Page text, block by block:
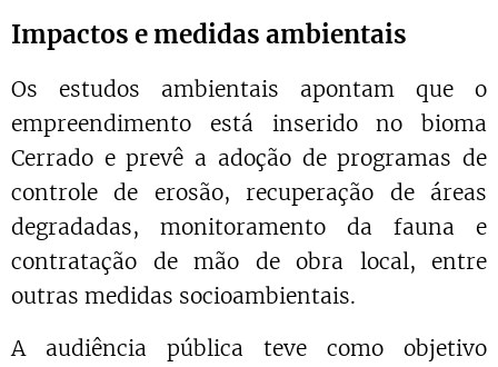
Impactos e medidas ambientais
Os estudos ambientais apontam que o
empreendimento está inserido no bioma
Cerrado e prevê a adoção de programas de
controle de erosão, recuperação de áreas
degradadas, monitoramento da fauna e
contratação de mão de obra local, entre
outras medidas socioambientais.
A audiência pública teve como objetivo